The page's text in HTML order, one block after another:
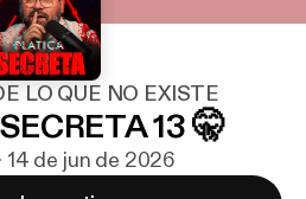
LO QUE NO EXISTE
13 🤫
14 de jun de 2026